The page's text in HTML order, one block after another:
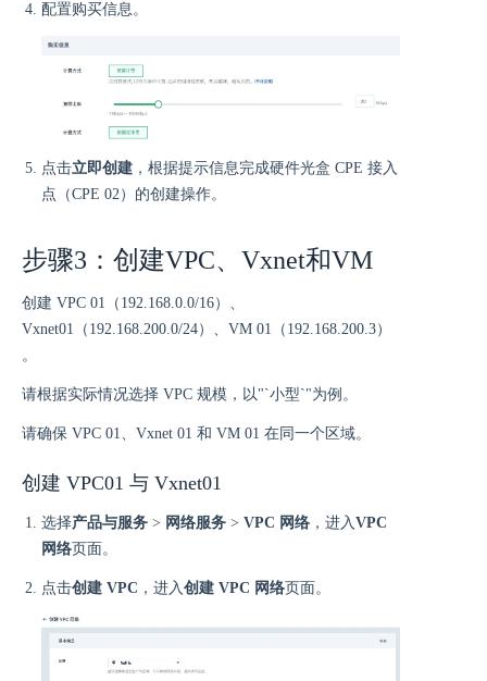
配置购买信息。
点击立即创建 ，根据提示信息完成硬件光盒 CPE 接入
点（CPE 02）的创建操作。
步骤3：创建VPC、Vxnet和VM
创建 VPC 01（192.168.0.0/16）、
Vxnet01（192.168.200.0/24）、VM 01（192.168.200.3）
。
请根据实际情况选择 VPC 规模，以"`小型`"为例。
请确保 VPC 01、Vxnet 01 和 VM 01 在同一个区域。
创建 VPC01 与 Vxnet01
选择产品与服务 > 网络服务 > VPC 网络 ，进入 VPC
网络页面。
点击创建 VPC ，进入 创建 VPC 网络页面。